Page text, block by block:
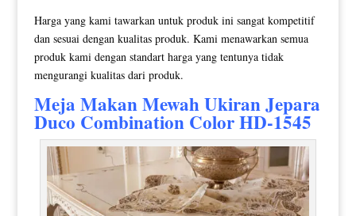
Harga yang kami tawarkan untuk produk ini sangat kompetitif
dan sesuai dengan kualitas produk. Kami menawarkan semua
produk kami dengan standart harga yang tentunya tidak
mengurangi kualitas dari produk.
Meja Makan Mewah Ukiran Jepara
Duco Combination Color HD-1545